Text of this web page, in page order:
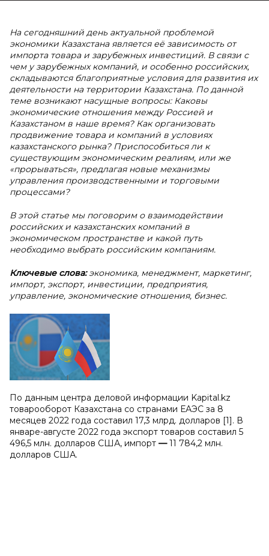
На сегодняшний день актуальной проблемой
экономики Казахстана является её зависимость от
импорта товара и зарубежных инвестиций. В связи с
чем у зарубежных компаний, и особенно российских,
складываются благоприятные условия для развития их
деятельности на территории Казахстана. По данной
теме возникают насущные вопросы: Каковы
экономические отношения между Россией и
Казахстаном в наше время? Как организовать
продвижение товара и компаний в условиях
казахстанского рынка? Приспособиться ли к
существующим экономическим реалиям, или же
«прорываться», предлагая новые механизмы
управления производственными и торговыми
процессами?
В этой статье мы поговорим о взаимодействии
российских и казахстанских компаний в
экономическом пространстве и какой путь
необходимо выбрать российским компаниям.
Ключевые слова:экономика, менеджмент, маркетинг,
импорт, экспорт, инвестиции, предприятия,
управление, экономические отношения, бизнес.
По данным центра деловой информации Kapital.kz
товарооборот Казахстана со странами ЕАЭС за 8
месяцев 2022 года составил 17,3 млрд. долларов [1]. В
январе-августе 2022 года экспорт товаров составил 5
496,5 млн. долларов США, импорт —11 784,2 млн.
долларов США.